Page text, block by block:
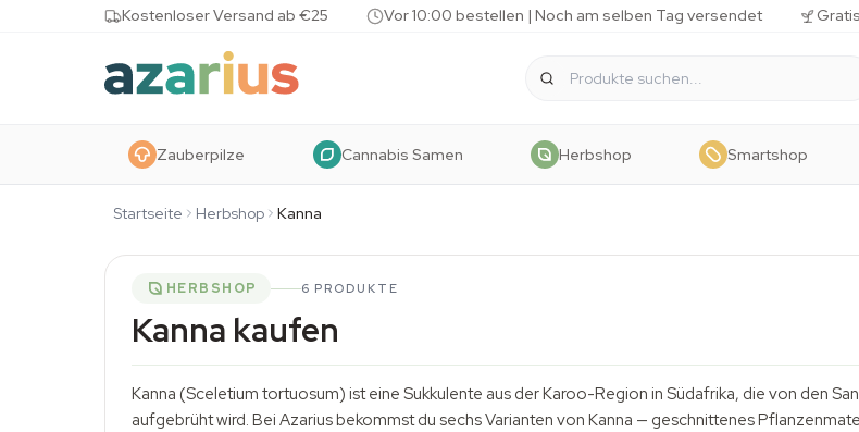
Skip to contentKostenloser Versand ab €25 Vor 10:00 bestellen | Noch am selben Tag versendet
Zauberpilze Cannabis Samen Herbshop Smartshop
Startseite Herbshop Kanna
HERBSHOP 6 PRODUKTE
Kanna kaufen
Kanna (Sceletium tortuosum) ist eine Sukkulente aus der Karoo-Region in Südafrika, die von den
aufgebrüht wird. Bei Azarius bekommst du sechs Varianten von Kanna — geschnittenes